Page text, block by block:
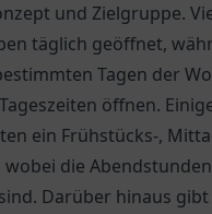
und Zielgruppe.
täglich geöffnet,
Tagen der
öffnen.
ein Frühstücks-,
wobei die
Darüber hinaus gibt